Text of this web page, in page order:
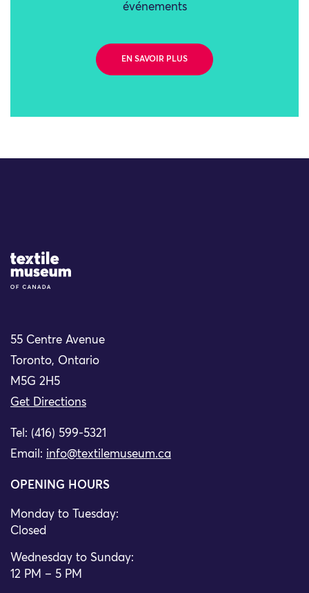
événements
EN SAVOIR PLUS
Site Logo
55 Centre Avenue
Toronto, Ontario
M5G 2H5
Get Directions
Tel: (416) 599-5321
Email: info@textilemuseum.ca
OPENING HOURS
Monday to Tuesday:
Closed
Wednesday to Sunday:
12 PM – 5 PM